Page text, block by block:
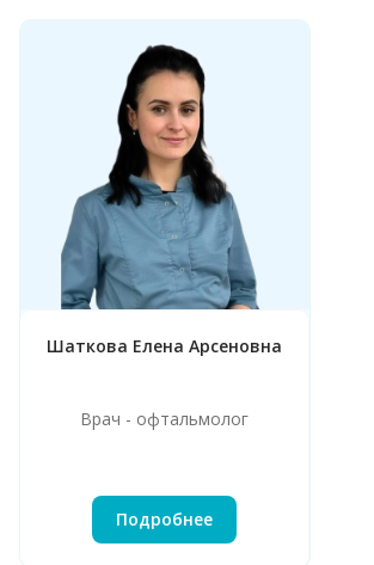
Шаткова Елена Арсеновна
Врач - офтальмолог
Подробнее